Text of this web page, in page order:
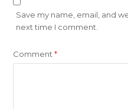
Save my name, email, and
next time I comment.
Comment*